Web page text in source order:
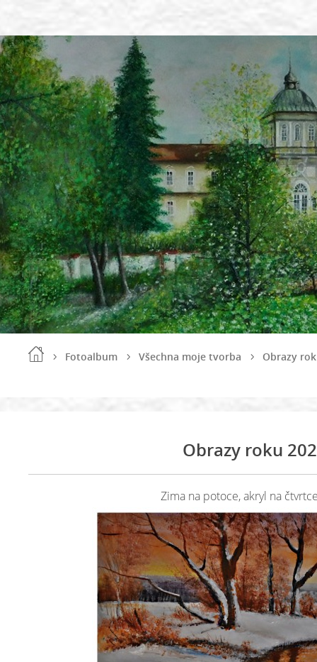
Fotoalbum Všechna moje tvorba Obrazy
Obrazy roku
Zima na potoce, akryl na